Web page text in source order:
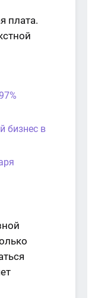
плата.
бизнес в